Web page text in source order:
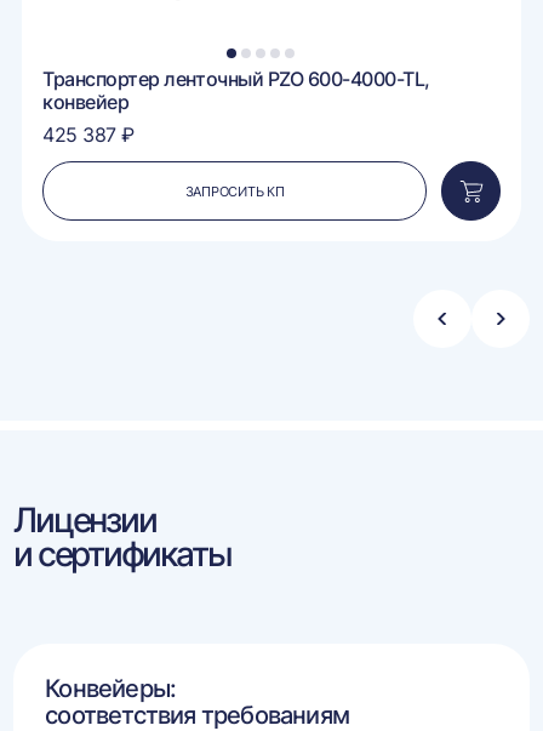
1 2 3 4 5
Транспортер ленточный PZO 600-4000-TL,
конвейер
425 387 ₽
ЗАПРОСИТЬ КП
в
Стрелка
Лицензии
и сертификаты
Конвейеры:
соответствия требованиям